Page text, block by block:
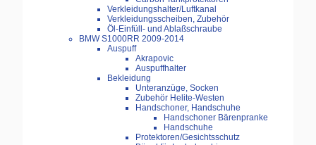
Verkleidungshalter/Luftkanal
Verkleidungsscheiben, Zubehör
Öl-Einfüll- und Ablaßschraube
BMW S1000RR 2009-2014
Auspuff
Akrapovic
Auspuffhalter
Bekleidung
Unteranzüge, Socken
Zubehör Helite-Westen
Handschoner, Handschuhe
Handschoner Bärenpranke
Handschuhe
Protektoren/Gesichtsschutz